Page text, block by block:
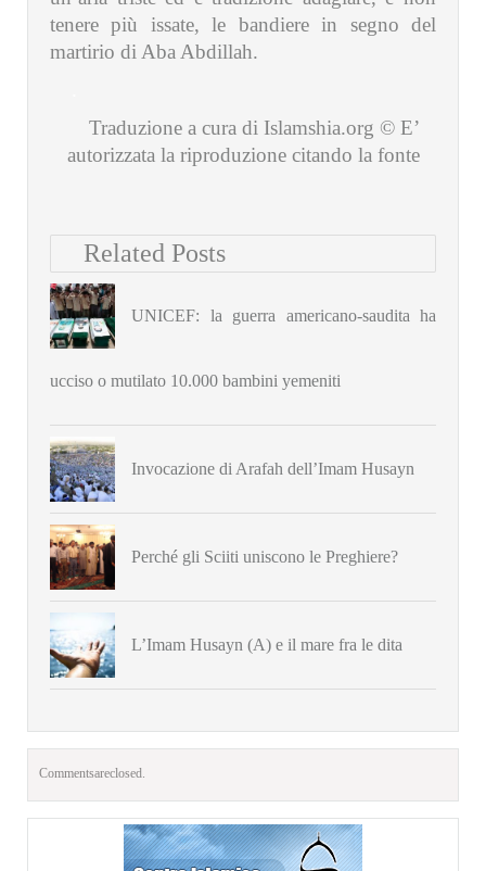
tenere più issate, le bandiere in segno del
martirio di Aba Abdillah.
Traduzione a cura di Islamshia.org © E’
autorizzata la riproduzione citando la fonte
Related Posts
UNICEF: la guerra americano-saudita ha
ucciso o mutilato 10.000 bambini yemeniti
Invocazione di Arafah dell’Imam Husayn
Perché gli Sciiti uniscono le Preghiere?
L’Imam Husayn (A) e il mare fra le dita
Comments are closed.